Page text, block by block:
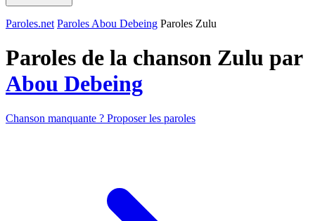
Paroles.net Paroles Abou Debeing Paroles Zulu
Paroles de la chanson Zulu par
Abou Debeing
Chanson manquante ? Proposer les paroles